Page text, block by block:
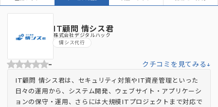
IT顧問 情シス君
株式会社デジタルハック
情シス代行
- クチコミを見てみる↓
IT顧問 情シス君は、セキュリティ対策やIT資産管理といった
日々の運用から、システム開発、ウェブサイト・アプリケーシ
ョンの保守・運用、さらには大規模ITプロジェクトまで対応で